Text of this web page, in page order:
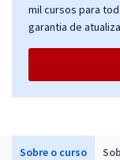
Sobre o curso
mil cursos para
garantia de